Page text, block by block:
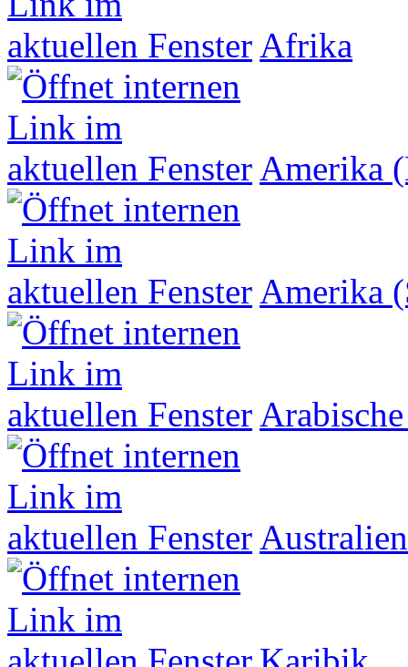
Afrika
Amerika
Amerika
Australien